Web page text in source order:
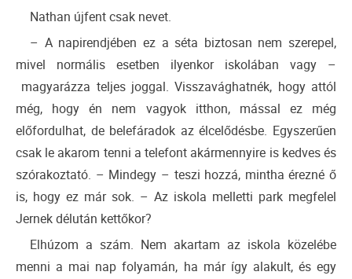
Nathan újfent csak nevet.
– A napirendjében ez a séta biztosan nem szerepel,
mivel normális esetben ilyenkor iskolában vagy –
magyarázza teljes joggal. Visszavághatnék, hogy attól
még, hogy én nem vagyok itthon, mással ez még
előfordulhat, de belefáradok az élcelődésbe. Egyszerűen
csak le akarom tenni a telefont akármennyire is kedves és
szórakoztató. – Mindegy – teszi hozzá, mintha érezné ő
is, hogy ez már sok. – Az iskola melletti park megfelel
Jernek délután kettőkor?
Elhúzom a szám. Nem akartam az iskola közelébe
menni a mai nap folyamán, ha már így alakult, és egy